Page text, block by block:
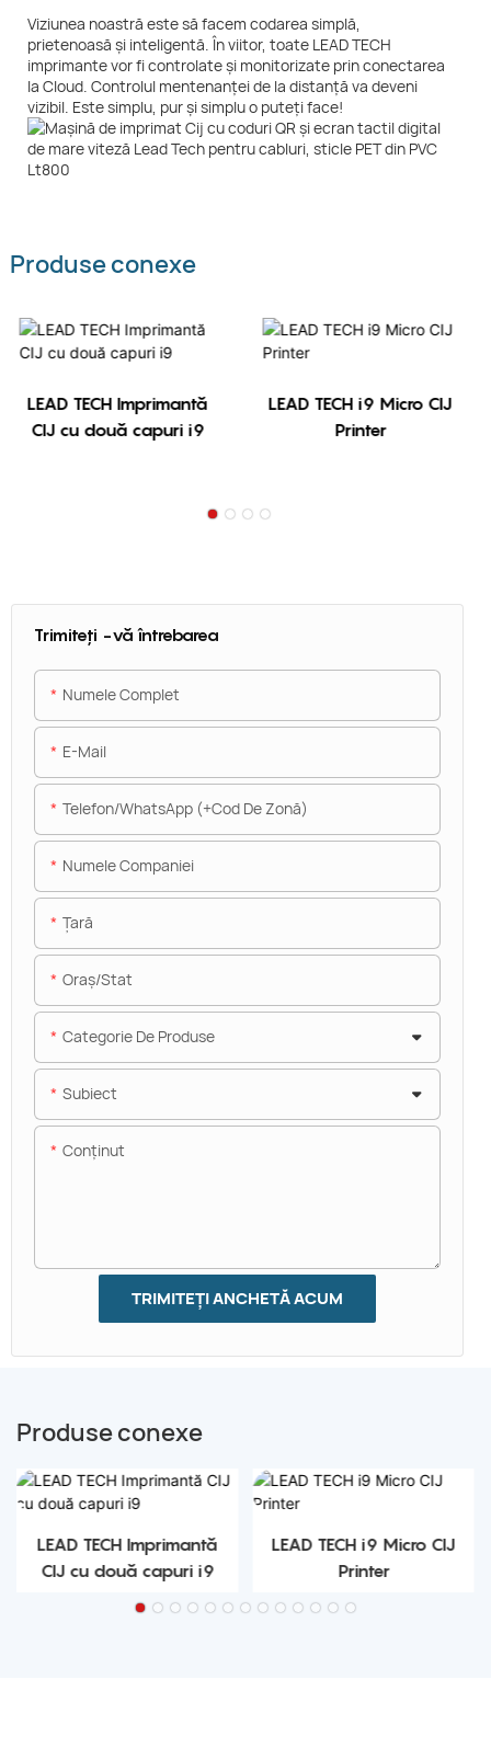
Viziunea noastră este să facem codarea simplă,
prietenoasă și inteligentă. În viitor, toate LEAD TECH
imprimante vor fi controlate și monitorizate prin conectarea
la Cloud. Controlul mentenanței de la distanță va deveni
vizibil. Este simplu, pur și simplu o puteți face!
Produse conexe
LEAD TECH Imprimantă
CIJ cu două capuri i9
LEAD TECH i9 Micro CIJ
Printer
Trimiteți -vă întrebarea
Numele Complet
E-Mail
Telefon/WhatsApp (+Cod De Zonă)
Numele Companiei
Ţară
Oraș/stat
Categorie De Produse
Subiect
Conţinut
TRIMITEȚI ANCHETĂ ACUM
Produse conexe
LEAD TECH Imprimantă
CIJ cu două capuri i9
LEAD TECH i9 Micro CIJ
Printer